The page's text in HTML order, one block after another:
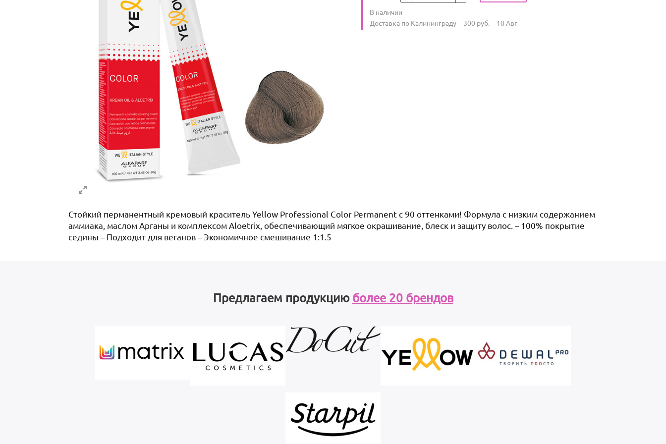
Количество
В наличии
Условия доставки
Доставка по Калининграду 300 руб. 10 Авг
Стойкий перманентный кремовый краситель Yellow Professional Color Permanent с 90 оттенками! Формула с низким содержанием
аммиака, маслом Арганы и комплексом Aloetrix, обеспечивающий мягкое окрашивание, блеск и защиту волос. – 100% покрытие
седины – Подходит для веганов – Экономичное смешивание 1:1.5
Предлагаем продукцию более 20 брендов